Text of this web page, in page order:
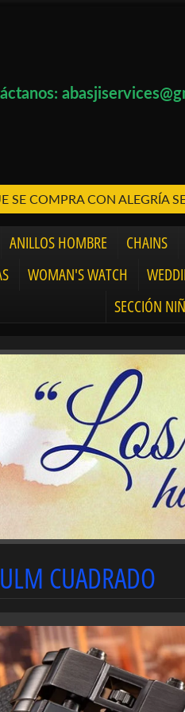
SE COMPRA CON ALEGRÍA
ANILLOS HOMBRE CHAINS
WOMAN'S WATCH
SECCIÓN
CUADRADO